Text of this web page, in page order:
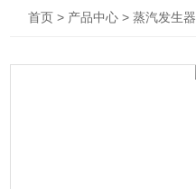
首页> 产品中心 >蒸汽发生器